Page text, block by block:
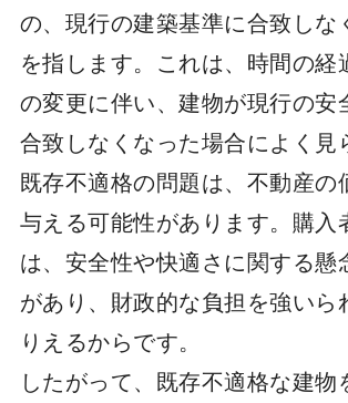
の、現行の建築基準に合致しな
を指します。これは、時間の経
の変更に伴い、建物が現行の安
合致しなくなった場合によく見
既存不適格の問題は、不動産の
与える可能性があります。購入
は、安全性や快適さに関する懸
があり、財政的な負担を強いら
りえるからです。
したがって、既存不適格な建物